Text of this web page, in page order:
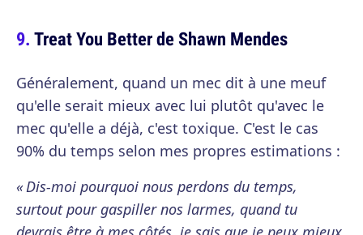
Treat You Better de Shawn Mendes
Généralement, quand un mec dit à une meuf
qu'elle serait mieux avec lui plutôt qu'avec le
mec qu'elle a déjà, c'est toxique. C'est le cas
90% du temps selon mes propres estimations :
« Dis-moi pourquoi nous perdons du temps,
surtout pour gaspiller nos larmes, quand tu